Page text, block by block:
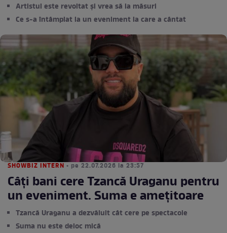
Artistul este revoltat și vrea să ia măsuri
Ce s-a întâmplat la un eveniment la care a cântat
SHOWBIZ INTERN • pe 22.07.2026 la 23:57
Câți bani cere Tzancă Uraganu pentru
un eveniment. Suma e amețitoare
Tzancă Uraganu a dezvăluit cât cere pe spectacole
Suma nu este deloc mică